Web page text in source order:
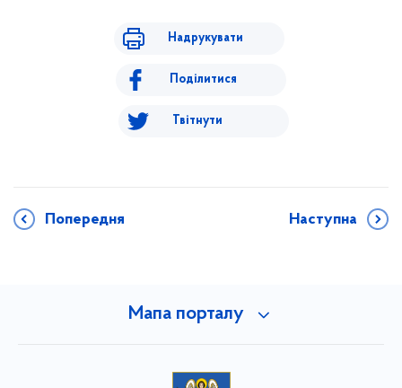
Надрукувати
Поділитися
Твітнути
Попередня Наступна
Мапа порталу